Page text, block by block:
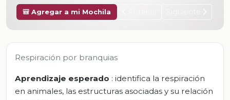
🎒 Agregar a mi Mochila
Respiración por branquias
Aprendizaje esperado : identifica la respiración
en animales, las estructuras asociadas y su relación